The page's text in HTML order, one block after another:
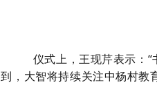
仪式上，王现芹表示： “
到，大智将持续关注中杨村教